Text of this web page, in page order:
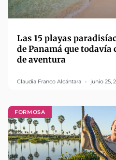
Las 15 playas
de Panamá que
de aventura
Claudia Franco Alcántara junio 25,
FORMOSA